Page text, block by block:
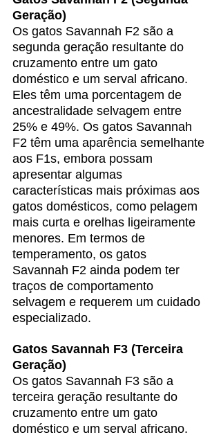
Geração)
Os gatos Savannah F2 são a
segunda geração resultante do
cruzamento entre um gato
doméstico e um serval africano.
Eles têm uma porcentagem de
ancestralidade selvagem entre
25% e 49%. Os gatos Savannah
F2 têm uma aparência semelhante
aos F1s, embora possam
apresentar algumas
características mais próximas aos
gatos domésticos, como pelagem
mais curta e orelhas ligeiramente
menores. Em termos de
temperamento, os gatos
Savannah F2 ainda podem ter
traços de comportamento
selvagem e requerem um cuidado
especializado.
Gatos Savannah F3 (Terceira
Geração)
Os gatos Savannah F3 são a
terceira geração resultante do
cruzamento entre um gato
doméstico e um serval africano.